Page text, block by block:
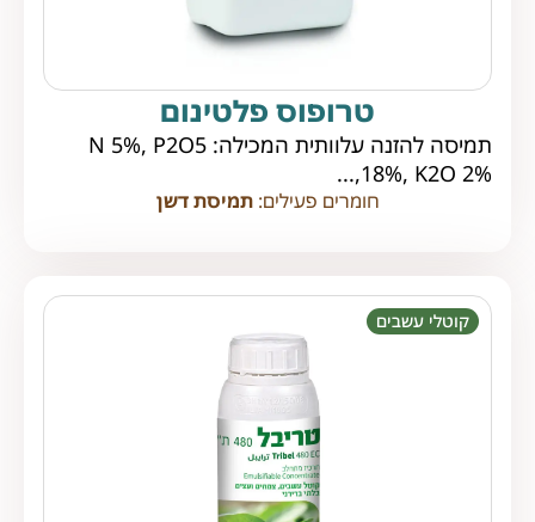
טרופוס פלטינום
תמיסה להזנה עלוותית המכילה: N 5%, P2O5
18%, K2O 2%,...
חומרים פעילים:תמיסת דשן
קוטלי עשבים